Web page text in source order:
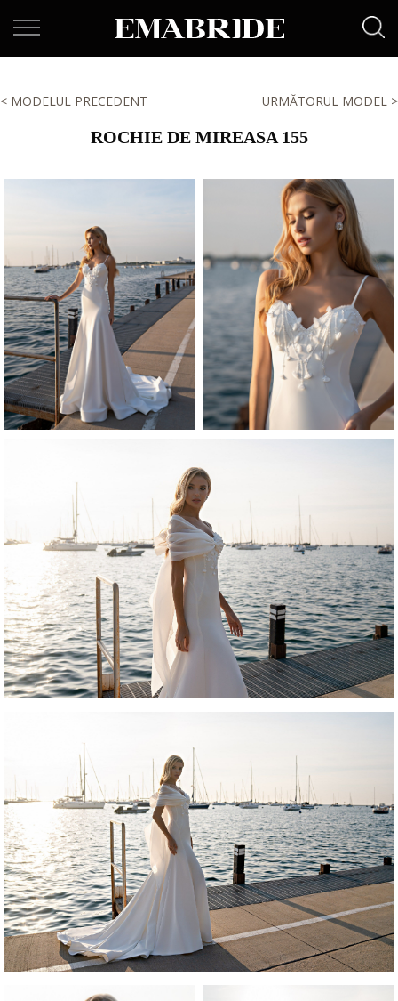
< MODELUL PRECEDENT URMĂTORUL MODEL >
ROCHIE DE MIREASA 155